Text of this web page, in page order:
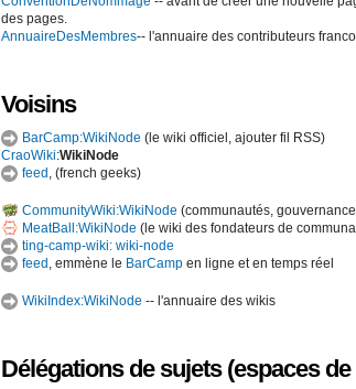
des pages.
AnnuaireDesMembres-- l'annuaire des contributeurs
Voisins
BarCamp:WikiNode (le wiki officiel, ajouter fil RSS)
CraoWiki:WikiNode
feed , (french geeks)
CommunityWiki:WikiNode (communautés,
MeatBall:WikiNode (le wiki des fondateurs de
ting-camp-wiki: wiki-node
feed , emmène le BarCamp en ligne et en temps réel
WikiIndex:WikiNode -- l'annuaire des wikis
Délégations de sujets (espaces